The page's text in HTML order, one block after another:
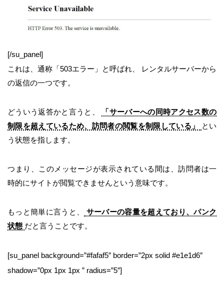
[/su_panel]
これは、通称「503エラー」と呼ばれ、 レンタルサーバーから
の返信の一つです。
どういう返答かと言うと、
「サーバーへの同時アクセス数の
制限を超えているため、訪問者の閲覧を制限している」
とい
う状態を指します。
つまり、このメッセージが表示されている間は、訪問者は一
時的にサイトが閲覧できませんという意味です。
もっと簡単に言うと、
サーバーの容量を超えており、パンク
状態 だと言うことです。
[su_panel background=”#fafaf5″ border=”2px solid #e1e1d6″
shadow=”0px 1px 1px ” radius=”5″]